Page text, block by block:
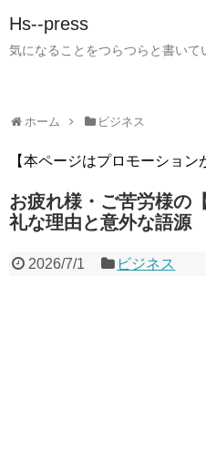
Hs--press
気になることをつらつらと書いて
ホーム ビジネス
【本ページはプロモーション
お疲れ様・ご苦労様の
礼な理由と意外な語源
2026/7/1 ビジネス